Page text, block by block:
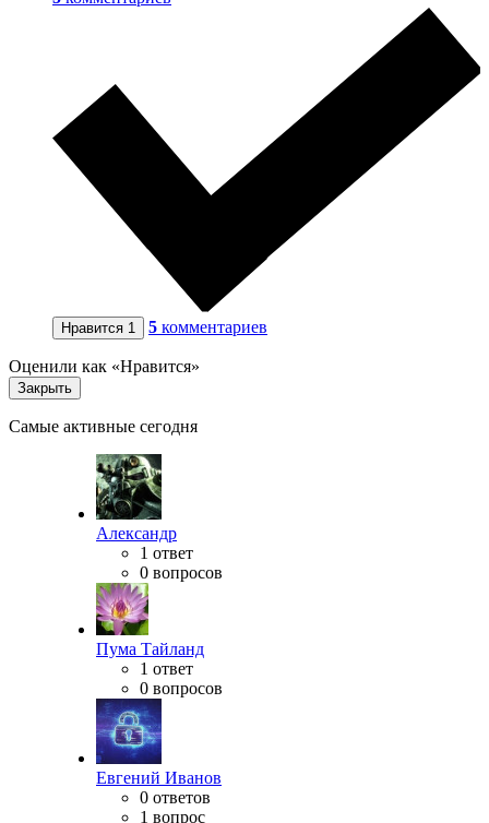
Нравится 1 5 комментариев
Оценили как «Нравится»
Закрыть
Самые активные сегодня
Александр
1 ответ
0 вопросов
Пума Тайланд
1 ответ
0 вопросов
Евгений Иванов
0 ответов
1 вопрос